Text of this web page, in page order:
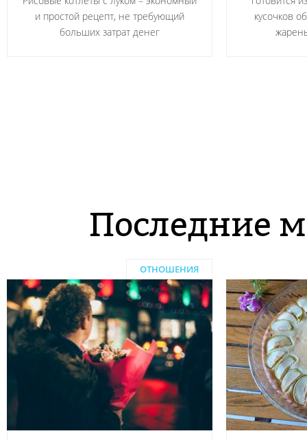
кусочков
и простой рецепт, не требующий
больших затрат денег
Последние
ОТНОШЕНИЯ